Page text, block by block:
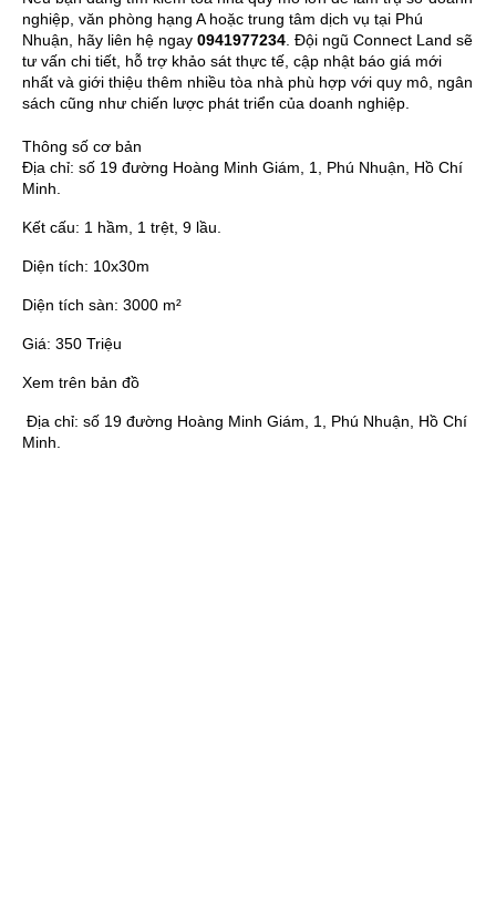
nghiệp, văn phòng hạng A hoặc trung tâm dịch vụ tại Phú
Nhuận, hãy liên hệ ngay 0941977234. Đội ngũ Connect Land sẽ
tư vấn chi tiết, hỗ trợ khảo sát thực tế, cập nhật báo giá mới
nhất và giới thiệu thêm nhiều tòa nhà phù hợp với quy mô, ngân
sách cũng như chiến lược phát triển của doanh nghiệp.
Thông số cơ bản
Địa chỉ: số 19 đường Hoàng Minh Giám, 1, Phú Nhuận, Hồ Chí
Minh.
Kết cấu: 1 hầm, 1 trệt, 9 lầu.
Diện tích: 10x30m
Diện tích sàn: 3000 m²
Giá: 350 Triệu
Xem trên bản đồ
Địa chỉ: số 19 đường Hoàng Minh Giám, 1, Phú Nhuận, Hồ Chí
Minh.